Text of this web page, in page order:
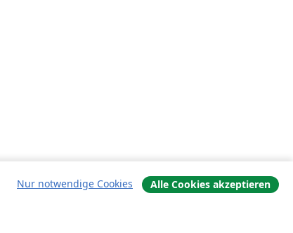
Nur notwendige Cookies Alle Cookies akzeptieren